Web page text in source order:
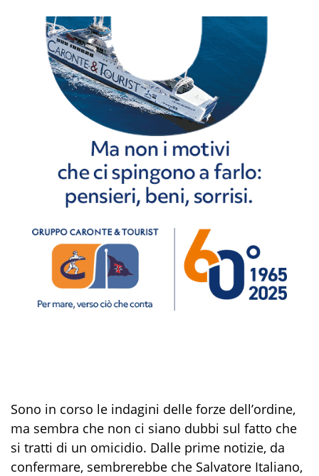
Sono in corso le indagini delle forze dell’ordine,
ma sembra che non ci siano dubbi sul fatto che
si tratti di un omicidio. Dalle prime notizie, da
confermare, sembrerebbe che Salvatore Italiano,